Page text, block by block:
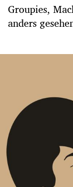
Groupies,
anders